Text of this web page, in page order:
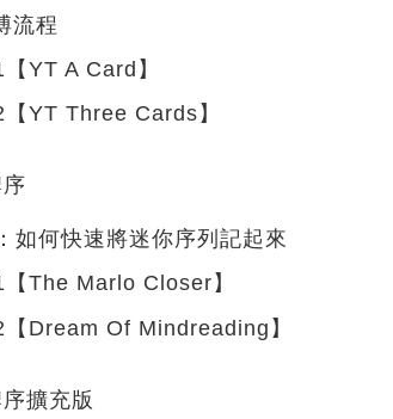
流程
YT A Card】
YT Three Cards】
如何快速將迷你序列記起來
The Marlo Closer】
Dream Of Mindreading】
擴充版